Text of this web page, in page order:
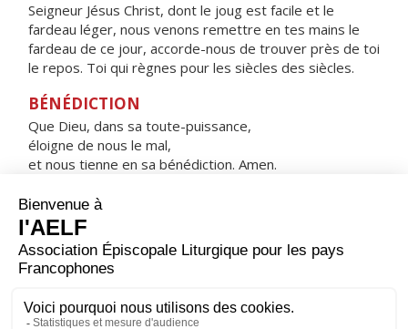
Seigneur Jésus Christ, dont le joug est facile et le
fardeau léger, nous venons remettre en tes mains le
fardeau de ce jour, accorde-nous de trouver près de toi
le repos. Toi qui règnes pour les siècles des siècles.
BÉNÉDICTION
Que Dieu, dans sa toute-puissance,
éloigne de nous le mal,
et nous tienne en sa bénédiction. Amen.
HYMNE : SUB TUUM PRÆSIDIUM
CONFUGIMUS
Sub tuum præsidium confugimus,
sancta Dei Genetrix ;
nostras deprecationes ne despicias
sed a periculis cunctis libera nos semper,